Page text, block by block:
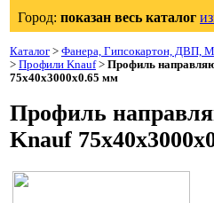
Город: показан весь каталог
Каталог > Фанера, Гипсокартон,
> Профили Knauf> Профиль
75x40x3000х0.65 мм
Профиль
Knauf